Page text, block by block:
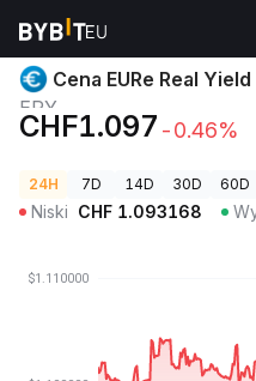
Ceny kryptowalut Cena EURe
Cena EURe Real
ERY
CHF1.097 -0.46%
24H 7D 14D 30D 60D
Niski CHF 1.093168